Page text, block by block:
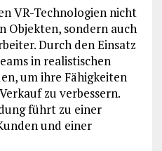
VR-Technologien nicht
Objekten, sondern auch
Durch den Einsatz
in realistischen
um ihre Fähigkeiten
zu verbessern.
führt zu einer
und einer